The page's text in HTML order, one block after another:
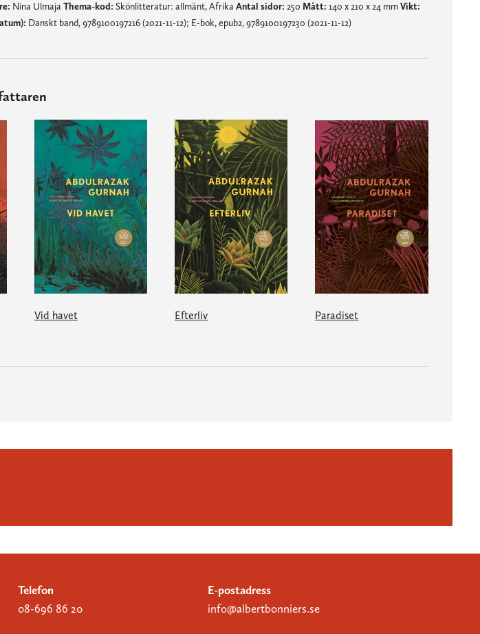
Nina Ulmaja Thema-kod: Skönlitteratur: allmänt, Afrika Antal sidor: 250 Mått: 140 x 210 x 24 mmVikt:
Danskt band, 9789100197216 (2021-11-12); E-bok, epub2, 9789100197230 (2021-11-12)
Vid havet Efterliv Paradiset
Telefon
08-696 86 20
E-postadress
info@albertbonniers.se